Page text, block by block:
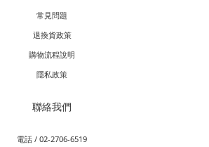
常見問題
退換貨政策
購物流程說明
隱私政策
聯絡我們
電話 / 02-2706-6519